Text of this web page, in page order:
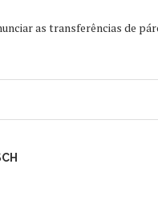
as transferências de